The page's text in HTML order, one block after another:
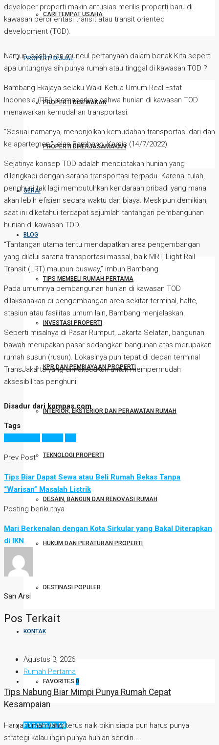
CARI TEMPAT USAHA
PROPERTI DIJUAL
PROPERTI DISEWAKAN
PROPERTI DIKERJASAMAKAN
GERAI
BLOG
TIPS MEMBELI RUMAH PERTAMA
INVESTASI PROPERTI
KPR DAN PEMBIAYAAN PROPERTI
INTERIOR, EKSTERIOR DAN PERAWATAN RUMAH
TEKNOLOGI PROPERTI
DESAIN, BANGUN DAN RENOVASI RUMAH
HUKUM DAN PERATURAN PROPERTI
DESTINASI POPULER
KONTAK
FAVORITES 0
PASANG IKLAN
developer properti makin antusias merilis properti baru di
kawasan berorientasi transit atau transit oriented
development (TOD).
Namun, pasti akan muncul pertanyaan dalam benak Kita seperti
apa untungnya sih punya rumah atau tinggal di kawasan TOD ?
Bambang Ekajaya selaku Wakil Ketua Umum Real Estat
Indonesia (REI) memaparkan bahwa hunian di kawasan TOD
menawarkan kemudahan transportasi.
“Sesuai namanya, menonjolkan kemudahan transportasi dari dan
ke apartemen,” jelas Bambang, Kamis (14/7/2022).
Sejatinya konsep TOD adalah menciptakan hunian yang
dilengkapi dengan sarana transportasi terpadu. Karena itulah,
penghuni tak lagi membutuhkan kendaraan pribadi yang mana
akan lebih efisien secara waktu dan biaya. Meskipun demikian,
saat ini diketahui terdapat sejumlah tantangan pembangunan
hunian di kawasan TOD.
“Tantangan utama tentu mendapatkan area pengembangan
yang dilalui sarana transportasi massal, baik MRT, Light Rail
Transit (LRT) maupun busway,” imbuh Bambang.
Pada umumnya pembangunan hunian di kawasan TOD
dilaksanakan di pengembangan area sekitar terminal, halte,
stasiun atau fasilitas umum lain, Bambang menjelaskan.
Seperti misalnya di Pasar Rumput, Jakarta Selatan, bangunan
bawah merupakan pasar sedangkan bangunan atas merupakan
rumah susun (rusun). Lokasinya pun tepat di depan terminal
TransJakarta yang dimaksudkan untuk mempermudah
aksesibilitas penghuni.
Disadur dari kompas.com
Tags
Prev Post
Tips Biar Dapat Sewa atau Beli Rumah Bekas Tanpa
“Warisan” Masalah Listrik
Posting berikutnya
Mari Berkenalan dengan Kota Sirkular yang Bakal Diterapkan
di IKN
San Arsi
Pos Terkait
Agustus 3, 2026
Rumah Pertama
Tips Nabung Biar Mimpi Punya Rumah Cepat
Kesampaian
Harga rumah yang terus naik bikin siapa pun harus punya
strategi kalau ingin punya hunian sendiri....